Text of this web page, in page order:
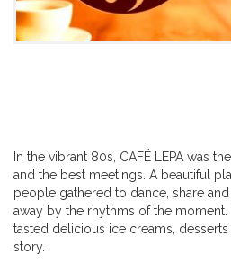
In the vibrant 80s, CAFÉ LEPA was
and the best meetings. A beautiful
people gathered to dance, share
away by the rhythms of the
tasted delicious ice creams,
story.